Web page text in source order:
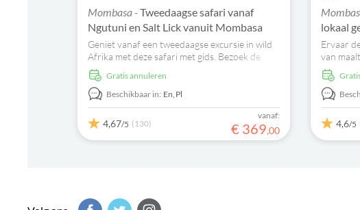
Mombasa -Tweedaagse safari vanaf
Ngutuni en Salt Lick vanuit Mombasa
Geniet vanaf een tweedaagse excursie in wild
Afrika met deze safari met gids. Bezoek de
wildreservaten Taita Hills en Ngutuni en
overnacht in Salt Lick Safari Lodge.
Gratis annuleren
Beschikbaar in: En,Pl
4,67/5 (130)
vanaf:
€ 369,00
lokaal
Ervaar
van
met
4,6/5